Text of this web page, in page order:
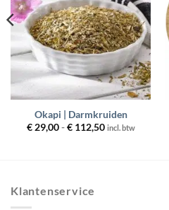
Okapi | Darmkruiden
€29,00 - €112,50Prijsklasse:
incl. btw
Klantenservice